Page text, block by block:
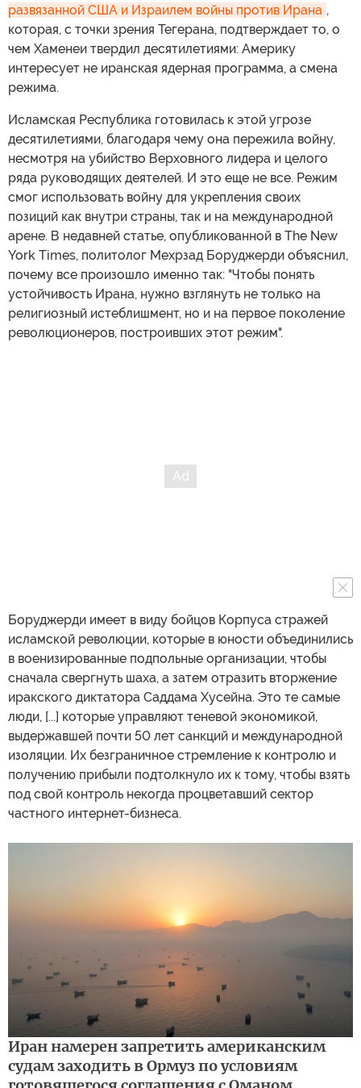
развязанной США и Израилем войны против Ирана ,
которая, с точки зрения Тегерана, подтверждает то, о
чем Хаменеи твердил десятилетиями: Америку
интересует не иранская ядерная программа, а смена
режима.
Исламская Республика готовилась к этой угрозе
десятилетиями, благодаря чему она пережила войну,
несмотря на убийство Верховного лидера и целого
ряда руководящих деятелей. И это еще не все. Режим
смог использовать войну для укрепления своих
позиций как внутри страны, так и на международной
арене. В недавней статье, опубликованной в The New
York Times, политолог Мехрзад Боруджерди объяснил,
почему все произошло именно так: "Чтобы понять
устойчивость Ирана, нужно взглянуть не только на
религиозный истеблишмент, но и на первое поколение
революционеров, построивших этот режим".
Боруджерди имеет в виду бойцов Корпуса стражей
исламской революции, которые в юности объединились
в военизированные подпольные организации, чтобы
сначала свергнуть шаха, а затем отразить вторжение
иракского диктатора Саддама Хусейна. Это те самые
люди, [...] которые управляют теневой экономикой,
выдержавшей почти 50 лет санкций и международной
изоляции. Их безграничное стремление к контролю и
получению прибыли подтолкнуло их к тому, чтобы взять
под свой контроль некогда процветавший сектор
частного интернет-бизнеса.
Иран намерен запретить американским
судам заходить в Ормуз по условиям